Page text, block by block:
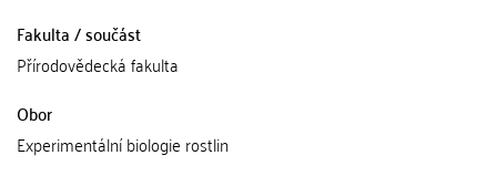
Fakulta / součást
Přírodovědecká fakulta
Obor
Experimentální biologie rostlin